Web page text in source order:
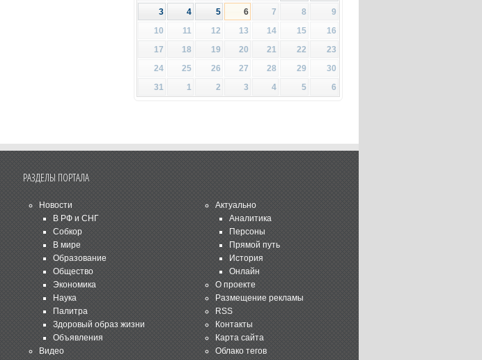
3
4 5 6 7 8
9
10
11 12 13 14 15
16
17
18 19 20 21 22
23
24
25 26 27 28 29
30
31
1 2 3 4 5 6
РАЗДЕЛЫ ПОРТАЛА
Новости
В РФ и СНГ
Собкор
В мире
Образование
Общество
Экономика
Наука
Палитра
Здоровый образ жизни
Объявления
Видео
Актуально
Аналитика
Персоны
Прямой путь
История
Онлайн
О проекте
Размещение рекламы
RSS
Контакты
Карта сайта
Облако тегов